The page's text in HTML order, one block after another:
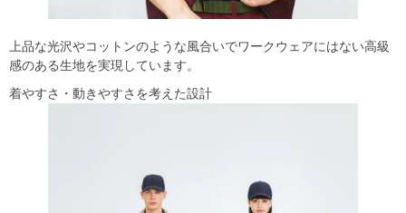
上品な光沢やコットンのような風合いでワークウェアにはない高級
感のある生地を実現しています。
着やすさ・動きやすさを考えた設計